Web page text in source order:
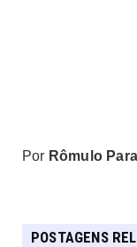
Por Rômulo
POSTAGENS